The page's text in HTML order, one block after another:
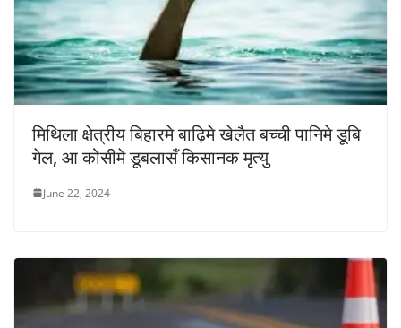
मिथिला क्षेत्रीय बिहारमे बाढ़िमे खेलैत बच्ची पानिमे डूबि
गेल, आ कोसीमे डूबलासँ किसानक मृत्यु
June 22, 2024